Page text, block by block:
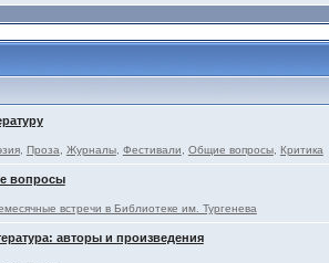
, Проза Журналы, Фестивали Общие вопросы, Критика
вопросы
встречи в Библиотеке им. Тургенева
авторы и произведения